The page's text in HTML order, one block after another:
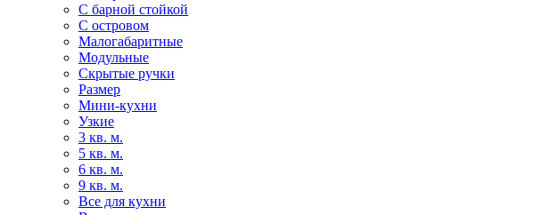
С барной стойкой
С островом
Малогабаритные
Модульные
Скрытые ручки
Размер
Мини-кухни
Узкие
3 кв. м.
5 кв. м.
6 кв. м.
9 кв. м.
Все для кухни